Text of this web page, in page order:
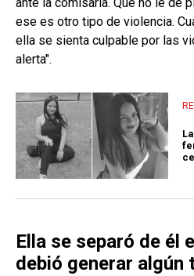
ese es otro tipo de violencia.
ella se sienta culpable por las
alerta".
Ella se separó de él
debió generar algún